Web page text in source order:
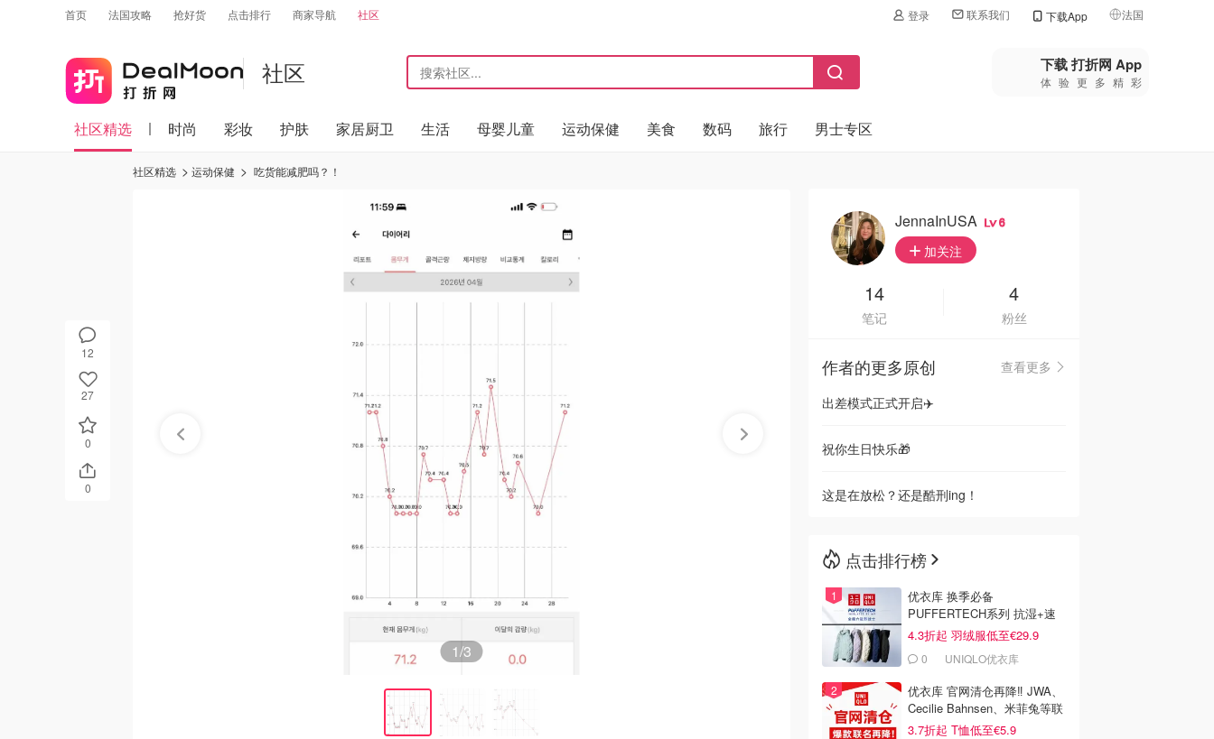
首页 法国攻略 抢好货 点击排行 商家导航 社区 登录 联系我们 下载App 法国
🇺🇸美国
🇨🇳中国
🇦🇺
🇳🇿新西兰
社区 下载 打折网 App
体验更多精彩
社区精选 时尚 彩妆 护肤 家居厨卫 生活 母婴儿童 运动保健 美食 数码 旅行 男士专区
12
27
0
0
社区精选 运动保健 吃货能减肥吗？！
1/3
JennaInUSA 6
加关注
14
笔记
4
粉丝
作者的更多原创
查看更多
出差模式正式开启✈️
祝你生日快乐🎁
这是在放松？还是酷刑ing！
点击排行榜
优衣库 换季必备
PUFFERTECH系列 抗湿+速
干+轻便 还易收纳
4.3折起 羽绒服低至€29.9
0 UNIQLO优衣库
优衣库 官网清仓再降‼️ JWA、
Cecilie Bahnsen、米菲兔等联
名
3.7折起 T恤低至€5.9